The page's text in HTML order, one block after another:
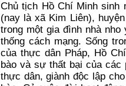
Chủ tịch Hồ Chí Minh sinh
(nay là xã Kim Liên),
trong một gia đình nhà
thống cách mạng. Sống
của thực dân Pháp, Hồ
bào và sự thất bại của
thực dân, giành độc lập